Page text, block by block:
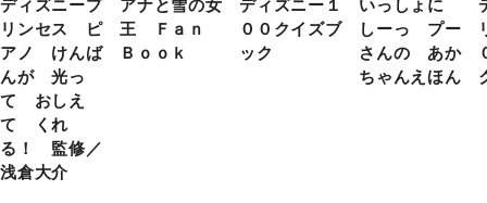
リンセス ピ
アノ けんば
んが 光っ
て おしえ
て くれ
る！ 監修／
浅倉大介
王 Ｆａｎ
Ｂｏｏｋ
００クイズブ
ック
しーっ プー
さんの あか
ちゃんえほん